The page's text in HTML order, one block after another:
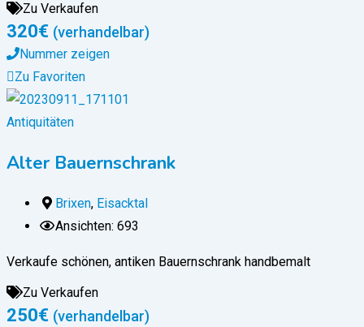
Zu Verkaufen
320€ (verhandelbar)
Nummer zeigen
Zu Favoriten
Antiquitäten
Alter Bauernschrank
Brixen, Eisacktal
Ansichten: 693
Verkaufe schönen, antiken Bauernschrank handbemalt
Zu Verkaufen
250€ (verhandelbar)